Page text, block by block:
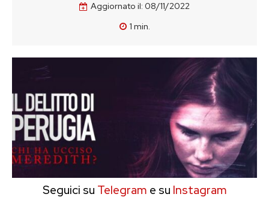
Aggiornato il: 08/11/2022
1 min.
Seguici su Telegram e su Instagram